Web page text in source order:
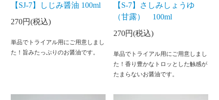
【SJ-7】しじみ醤油 100ml
270円(税込)
単品でトライアル用にご用意しまし
た！旨みたっぷりのお醤油です。
【S-7】さしみしょうゆ
（甘露） 100ml
270円(税込)
単品でトライアル用にご用意しまし
た！香り豊かなトロッとした触感が
たまらないお醤油です。